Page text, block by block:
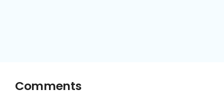
Comments